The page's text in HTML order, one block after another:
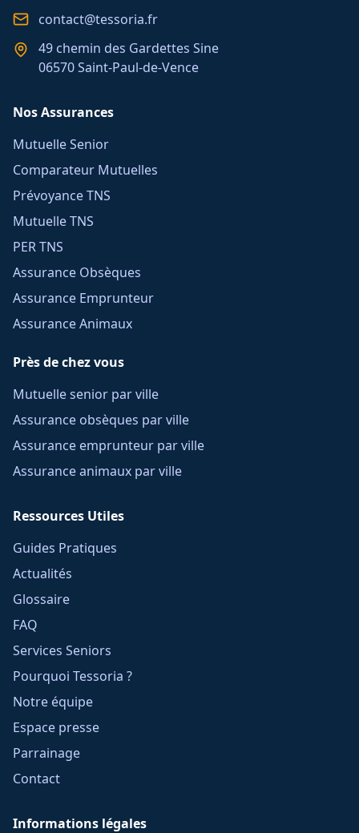
contact@tessoria.fr
49 chemin des Gardettes Sine
06570 Saint-Paul-de-Vence
Nos Assurances
Mutuelle Senior
Comparateur Mutuelles
Prévoyance TNS
Mutuelle TNS
PER TNS
Assurance Obsèques
Assurance Emprunteur
Assurance Animaux
Près de chez vous
Mutuelle senior par ville
Assurance obsèques par ville
Assurance emprunteur par ville
Assurance animaux par ville
Ressources Utiles
Guides Pratiques
Actualités
Glossaire
FAQ
Services Seniors
Pourquoi Tessoria ?
Notre équipe
Espace presse
Parrainage
Contact
Informations légales